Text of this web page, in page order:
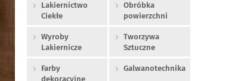
Lakiernictwo
Ciekłe
Obróbka
powierzchni
Wyroby
Lakiernicze
Tworzywa
Sztuczne
Farby
dekoracyjne
Galwanotechnika